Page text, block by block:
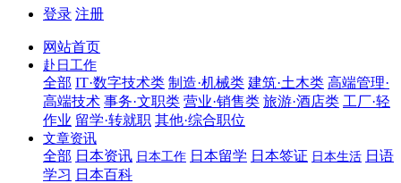
登录 注册
网站首页
赴日工作
全部 IT·数字技术类 制造·机械类 建筑·土木类 高端管理·
高端技术 事务·文职类 营业·销售类 旅游·酒店类 工厂·轻
作业 留学·转就职 其他·综合职位
文章资讯
全部 日本资讯 日本工作 日本留学 日本签证 日本生活 日语
学习 日本百科